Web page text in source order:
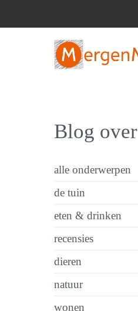
Blog over
alle onderwerpen
de tuin
eten & drinken
recensies
dieren
natuur
wonen